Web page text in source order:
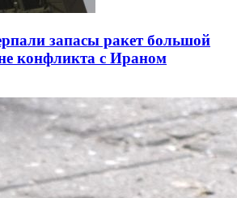
запасы ракет большой
конфликта с Ираном